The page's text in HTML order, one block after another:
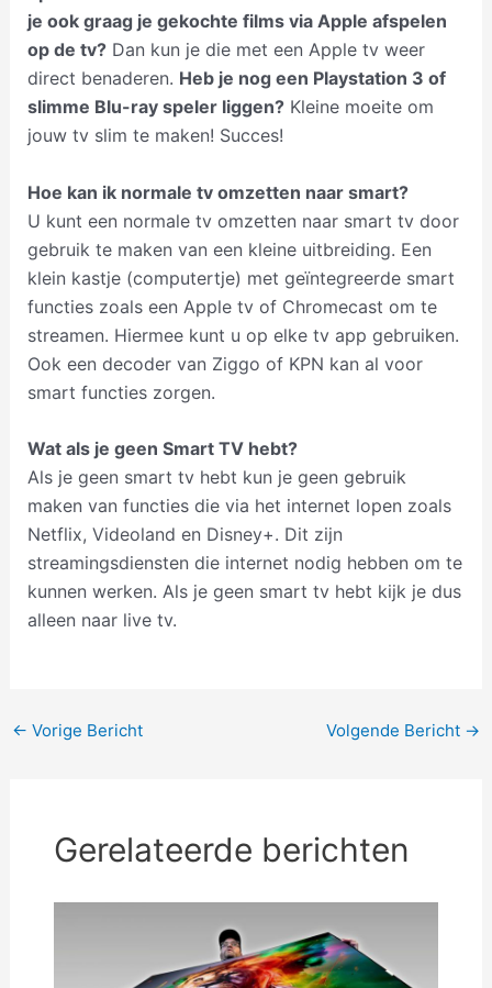
je ook graag je gekochte films via Apple afspelen
op de tv?Dan kun je die met een Apple tv weer
direct benaderen. Heb je nog een Playstation 3 of
slimme Blu-ray speler liggen?Kleine moeite om
jouw tv slim te maken! Succes!
Hoe kan ik normale tv omzetten naar smart?
U kunt een normale tv omzetten naar smart tv door
gebruik te maken van een kleine uitbreiding. Een
klein kastje (computertje) met geïntegreerde smart
functies zoals een Apple tv of Chromecast om te
streamen. Hiermee kunt u op elke tv app gebruiken.
Ook een decoder van Ziggo of KPN kan al voor
smart functies zorgen.
Wat als je geen Smart TV hebt?
Als je geen smart tv hebt kun je geen gebruik
maken van functies die via het internet lopen zoals
Netflix, Videoland en Disney+. Dit zijn
streamingsdiensten die internet nodig hebben om te
kunnen werken. Als je geen smart tv hebt kijk je dus
alleen naar live tv.
Bericht
← Vorige Bericht Volgende Bericht →
Gerelateerde berichten